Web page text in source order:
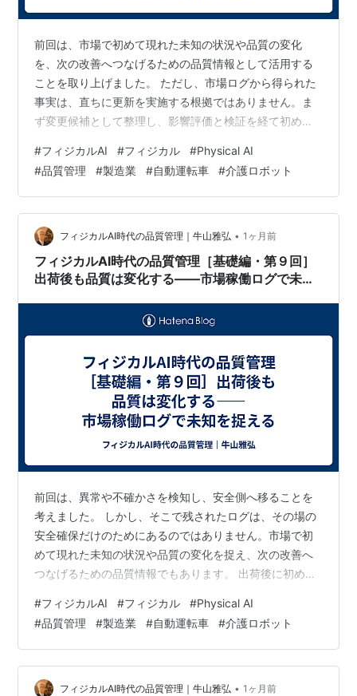
前回は、市場で初めて現れた未知の状況や品質の変化
を、次の改善へつなげるための品質情報として活用する
ことを取り上げました。 ただし、市場ログから得られた
事実は、直ちに更新を実施する根拠ではありません。ま
ず変更候補として整理し、影響評価と検証を経て初め
課題が見えたとしても、更新すれば品質が自動的に高ま
るわけではありません。 更新は品質改善であると同時に
変化点である フィジカルAIでは、ソフトウェア、判断モ
デル、地図データ、制御条件、運用ルールなどが更新さ
れます。 更新は、認識精度の向上や不自然な行動の低減
など、品質を改善するために行われます。しか…
#フィジカルAI #フィジカル #Physical AI
#品質管理 #製造業 #自動運転車 #介護ロボット
フィジカルAI時代の品質管理｜牛山雅弘 • 1ヶ月前
フィジカルAI時代の品質管理［基礎編・第９回］
出荷後も品質は変化する――市場稼働ログで未知
前回は、異常や不確かさを検知し、安全側へ移ることを
考えました。 しかし、そこで残されたログは、その場の
安全確保だけのためにあるのではありません。市場で初
めて現れた未知の状況や品質の変化を捉え、次の改善へ
つなげるための品質情報でもあります。 出荷後に初めて
上、開発時に想定しきれなかった環境や使われ方に遭遇
します。 道路工事、悪天候、利用者ごとの異なる使い
方、部品の劣化、周辺環境の変化など、出荷後に初めて
見えてくる条件があります。 ネットワーク接続を前提と
し、必要なログを適切に設計・管理するフィジカルAIで
#フィジカルAI #フィジカル #Physical AI
#品質管理 #製造業 #自動運転車 #介護ロボット
フィジカルAI時代の品質管理｜牛山雅弘 • 1ヶ月前